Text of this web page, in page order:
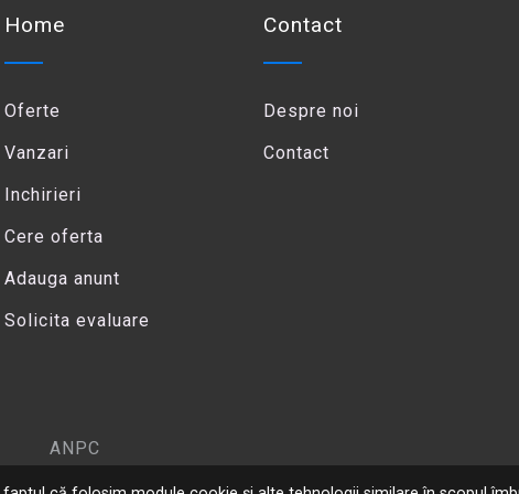
Home
Oferte
Vanzari
Inchirieri
Cere oferta
Adauga anunt
Solicita evaluare
Contact
Despre noi
Contact
ANPC